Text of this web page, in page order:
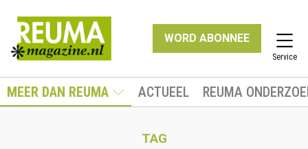
WORD ABONNEE
Service
MEER DAN REUMA ACTUEEL REUMA
TAG